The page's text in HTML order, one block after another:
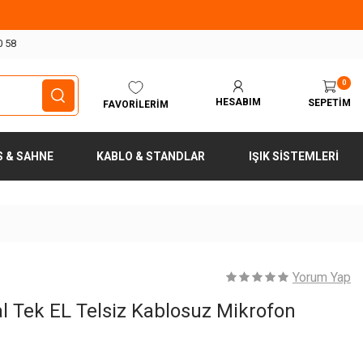
58
FAVORILERIM HESABIM
0
SEPETIM
& SAHNE KABLO & STANDLAR IŞIK SISTEMLERI
Yorum Yap
Tek EL Telsiz Kablosuz Mikrofon